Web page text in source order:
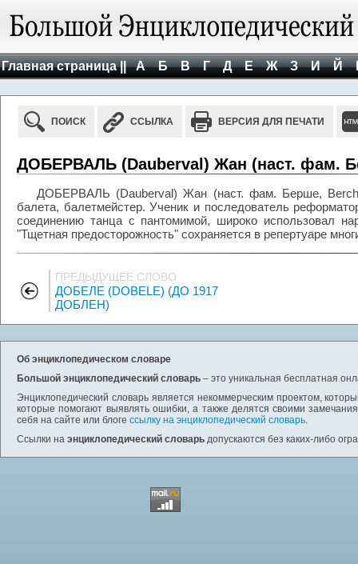
Главная страница || А Б В Г Д Е Ж З И Й
ПОИСК ССЫЛКА ВЕРСИЯ ДЛЯ ПЕЧАТИ
ДОБЕРВАЛЬ (Dauberval) Жан (наст. фам.
ДОБЕРВАЛЬ (Dauberval) Жан (наст. фам. Берше,
балета, балетмейстер. Ученик и последователь
соединению танца с пантомимой, широко использовал
"Тщетная предосторожность" сохраняется в репертуаре
ПРЕДЫДУЩЕЕ СЛОВО
ДОБЕЛЕ (DOBELE) (ДО 1917
ДОБЛЕН)
Об энциклопедическом словаре
Большой энциклопедический словарь – это уникальная бесплатная
Энциклопедический словарь является некоммерческим проектом,
которые помогают выявлять ошибки, а также делятся своими
себя на сайте или блоге ссылку на энциклопедический словарь.
Ссылки на энциклопедический словарь допускаются без каких-либо